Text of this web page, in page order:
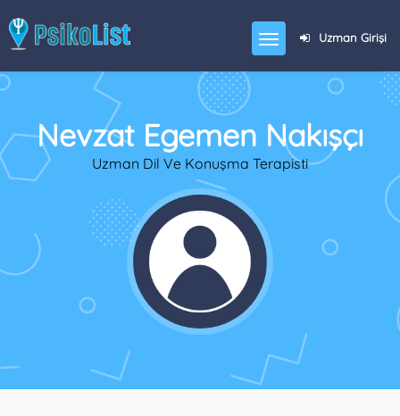
Uzman Girişi
Nevzat Egemen Nakışçı
Uzman Dil Ve Konuşma Terapisti